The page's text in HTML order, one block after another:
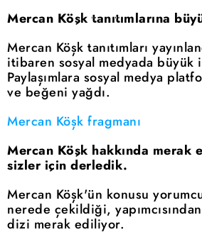
Mercan Köşk tanıtımlarına
Mercan Köşk tanıtımları
itibaren sosyal medyada büyük
Paylaşımlara sosyal medya
ve beğeni yağdı.
Mercan Köşk fragmanı
Mercan Köşk hakkında merak
sizler için derledik.
Mercan Köşk'ün konusu
nerede çekildiği,
dizi merak ediliyor.